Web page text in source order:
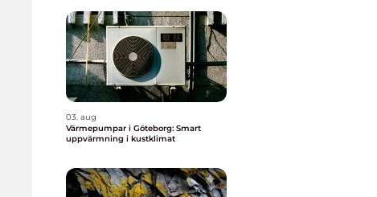
03. aug
Värmepumpar i Göteborg: Smart
uppvärmning i kustklimat